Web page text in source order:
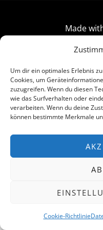
Um dir ein optimales Erlebnis
Cookies, um
zuzugreifen. Wenn du diesen
wie das Surfverhalten oder
verarbeiten. Wenn du deine
können bestimmte Merkmale
Cookie-Richtlinie
Made